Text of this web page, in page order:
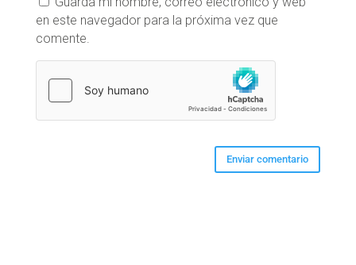
en este navegador para la próxima vez que
comente.